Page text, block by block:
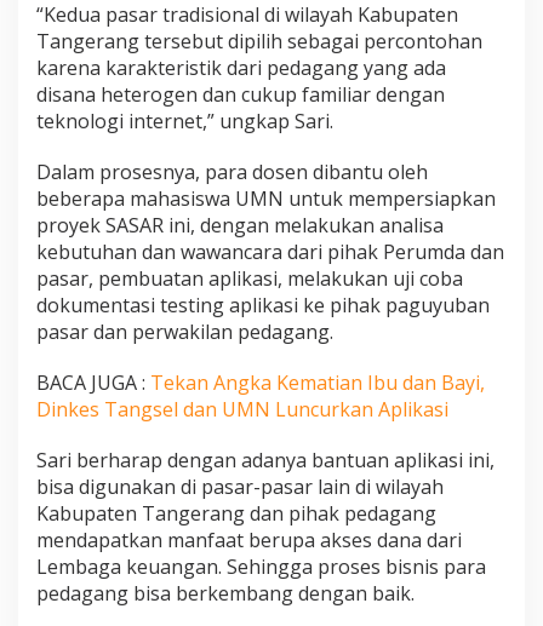
“Kedua pasar tradisional di wilayah Kabupaten
Tangerang tersebut dipilih sebagai percontohan
karena karakteristik dari pedagang yang ada
disana heterogen dan cukup familiar dengan
teknologi internet,” ungkap Sari.
Dalam prosesnya, para dosen dibantu oleh
beberapa mahasiswa UMN untuk mempersiapkan
proyek SASAR ini, dengan melakukan analisa
kebutuhan dan wawancara dari pihak Perumda dan
pasar, pembuatan aplikasi, melakukan uji coba
dokumentasi testing aplikasi ke pihak paguyuban
pasar dan perwakilan pedagang.
BACA JUGA : Tekan Angka Kematian Ibu dan Bayi,
Dinkes Tangsel dan UMN Luncurkan Aplikasi
Sari berharap dengan adanya bantuan aplikasi ini,
bisa digunakan di pasar-pasar lain di wilayah
Kabupaten Tangerang dan pihak pedagang
mendapatkan manfaat berupa akses dana dari
Lembaga keuangan. Sehingga proses bisnis para
pedagang bisa berkembang dengan baik.